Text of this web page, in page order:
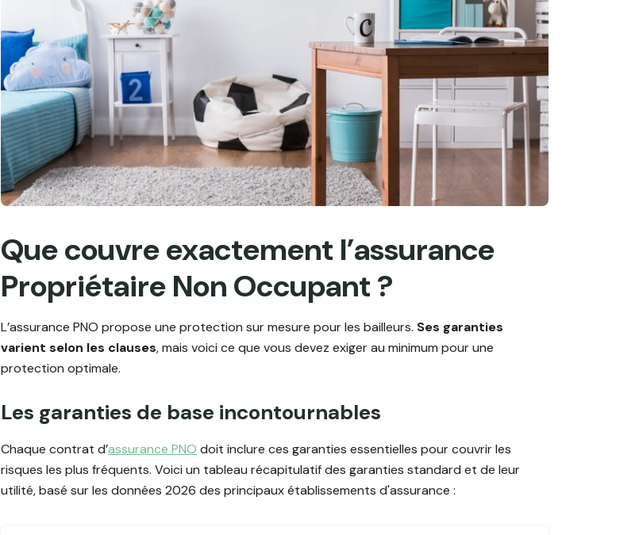
Que couvre exactement l’assurance
Propriétaire Non Occupant ?
L’assurance PNO propose une protection sur mesure pour les bailleurs. Ses garanties
varient selon les clauses, mais voici ce que vous devez exiger au minimum pour une
protection optimale.
Les garanties de base incontournables
Chaque contrat d’assurance PNO doit inclure ces garanties essentielles pour couvrir les
risques les plus fréquents. Voici un tableau récapitulatif des garanties standard et de leur
utilité, basé sur les données 2026 des principaux établissements d'assurance :